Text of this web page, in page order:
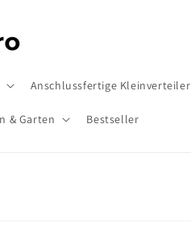
Anschlussfertige Kleinverteiler
& Garten Bestseller